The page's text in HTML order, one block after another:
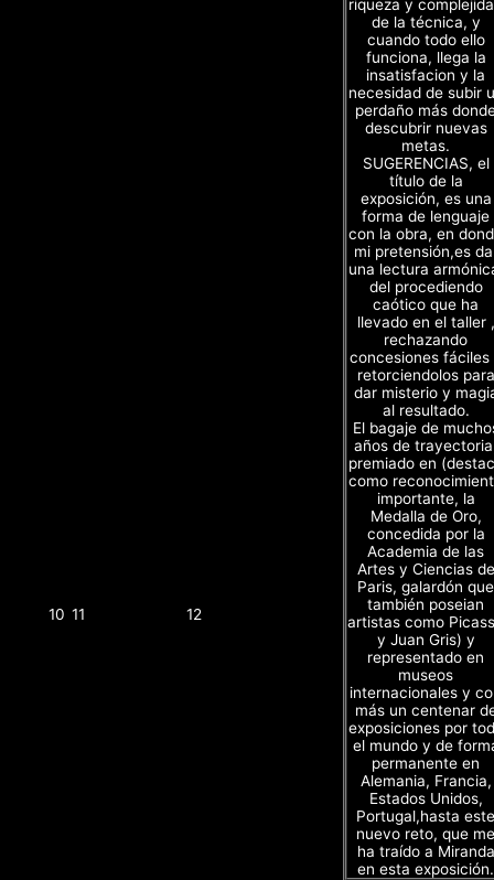
10 11 12
riqueza y
de la técnica, y
cuando todo ello
funciona, llega la
insatisfacion y la
necesidad de subir
perdaño más
descubrir nuevas
metas.
SUGERENCIAS, el
título de la
exposición, es una
forma de lenguaje
con la obra, en
mi pretensión,es
una lectura
del procediendo
caótico que ha
llevado en el taller ,
rechazando
concesiones fáciles
retorciendolos para
dar misterio y
al resultado.
El bagaje de
años de
premiado en
como
importante, la
Medalla de Oro,
concedida por la
Academia de las
Artes y Ciencias de
Paris, galardón que
también poseian
artistas como
y Juan Gris) y
representado en
museos
internacionales y
más un centenar
exposiciones por
el mundo y de
permanente en
Alemania, Francia,
Estados Unidos,
Portugal,hasta este
nuevo reto, que me
ha traído a Miranda
en esta exposición.